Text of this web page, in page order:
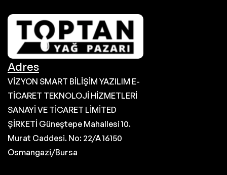
Adres
VİZYON SMART BİLİŞİM YAZILIM E-
TİCARET TEKNOLOJİ HİZMETLERİ
SANAYİ VE TİCARET LİMİTED
ŞİRKETİ Güneştepe Mahallesi 10.
Murat Caddesi. No: 22/A 16150
Osmangazi/Bursa